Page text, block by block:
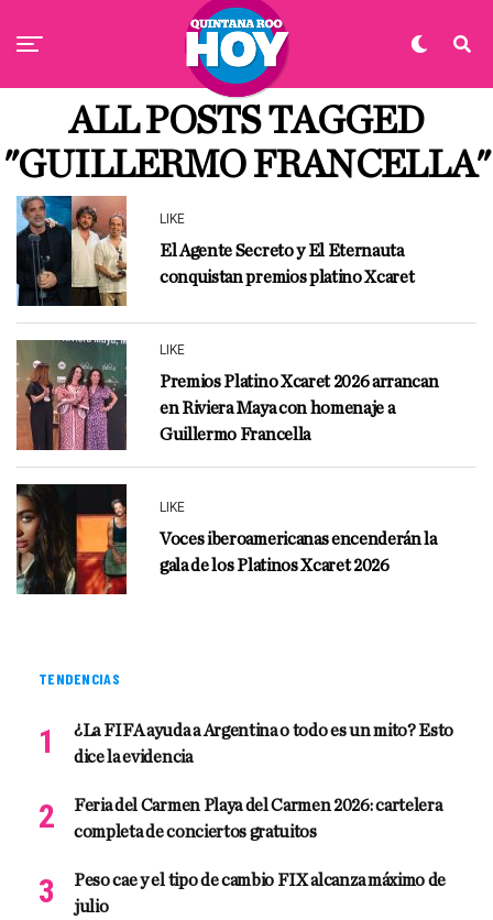
ALL POSTS TAGGED
"GUILLERMO FRANCELLA"
LIKE
El Agente Secreto y El Eternauta
conquistan premios platino Xcaret
LIKE
Premios Platino Xcaret 2026 arrancan
en Riviera Maya con homenaje a
Guillermo Francella
LIKE
Voces iberoamericanas encenderán la
gala de los Platinos Xcaret 2026
TENDENCIAS
¿La FIFA ayuda a Argentina o todo es un mito? Esto
dice la evidencia
Feria del Carmen Playa del Carmen 2026: cartelera
completa de conciertos gratuitos
Peso cae y el tipo de cambio FIX alcanza máximo de
julio